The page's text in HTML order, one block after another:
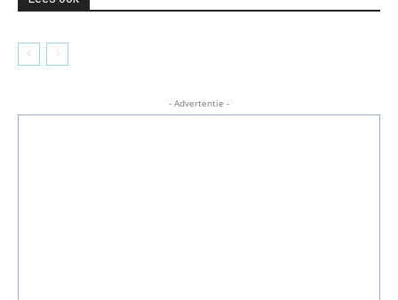
- Advertentie -